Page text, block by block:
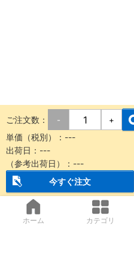
ご注文数： - +
単価（税別）： ---
出荷日： ---
（参考出荷日）： ---
今すぐ注文
ホーム カテゴリ